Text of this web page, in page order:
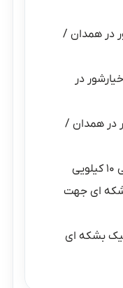
در همدان /
در
در همدان /
ای جهت
بشکه ای